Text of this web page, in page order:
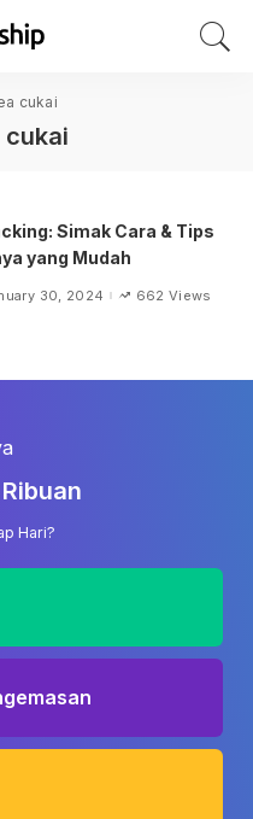
cukai
cukai
Simak Cara & Tips
yang Mudah
30, 2024 662 Views
Hari?